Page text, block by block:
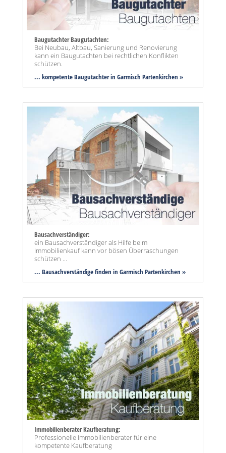
Baugutachter Baugutachten:
Bei Neubau, Altbau, Sanierung und Renovierung
kann ein Baugutachten bei rechtlichen Konflikten
schützen.
... kompetente Baugutachter in Garmisch Partenkirchen »
Bausachverständiger:
ein Bausachverständiger als Hilfe beim
Immobilienkauf kann vor bösen Überraschungen
schützen ...
... Bausachverständige finden in Garmisch Partenkirchen »
Immobilienberater Kaufberatung:
Professionelle Immobilienberater für eine
kompetente Kaufberatung